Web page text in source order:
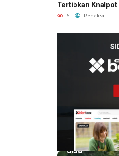
Tertibkan Knalpot
Jalan Raya
6 Redaksi
2 jam lalu
Sisa